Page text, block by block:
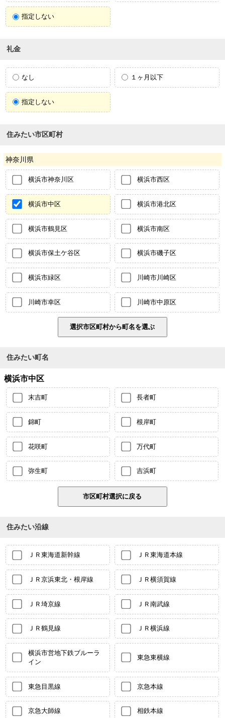
指定しない
礼金
なし １ヶ月以下
指定しない
住みたい市区町村
神奈川県
横浜市神奈川区 横浜市西区
横浜市中区 横浜市港北区
横浜市鶴見区 横浜市南区
横浜市保土ケ谷区 横浜市磯子区
横浜市緑区 川崎市川崎区
川崎市幸区 川崎市中原区
住みたい町名
横浜市中区
末吉町 長者町
錦町 根岸町
花咲町 万代町
弥生町 吉浜町
住みたい沿線
ＪＲ東海道新幹線 ＪＲ東海道本線
ＪＲ京浜東北・根岸線 ＪＲ横須賀線
ＪＲ埼京線 ＪＲ南武線
ＪＲ鶴見線 ＪＲ横浜線
横浜市営地下鉄ブルーラ
イン
東急東横線
東急目黒線 京急本線
京急大師線 相鉄本線